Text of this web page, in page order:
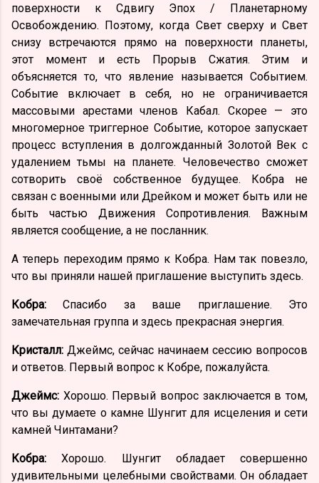
поверхности к Сдвигу Эпох / Планетарному
Освобождению. Поэтому, когда Свет сверху и Свет
снизу встречаются прямо на поверхности планеты,
этот момент и есть Прорыв Сжатия. Этим и
объясняется то, что явление называется Событием.
Событие включает в себя, но не ограничивается
массовыми арестами членов Кабал. Скорее — это
многомерное триггерное Событие, которое запускает
процесс вступления в долгожданный Золотой Век с
удалением тьмы на планете. Человечество сможет
сотворить своё собственное будущее. Кобра не
связан с военными или Дрейком и может быть или не
быть частью Движения Сопротивления. Важным
является сообщение, а не посланник.
А теперь переходим прямо к Кобра. Нам так повезло,
что вы приняли нашей приглашение выступить здесь.
Кобра: Спасибо за ваше приглашение. Это
замечательная группа и здесь прекрасная энергия.
Кристалл: Джеймс, сейчас начинаем сессию вопросов
и ответов. Первый вопрос к Кобре, пожалуйста.
Джеймс: Хорошо. Первый вопрос заключается в том,
что вы думаете о камне Шунгит для исцеления и сети
камней Чинтамани?
Кобра: Хорошо. Шунгит обладает совершенно
удивительными целебными свойствами. Он обладает